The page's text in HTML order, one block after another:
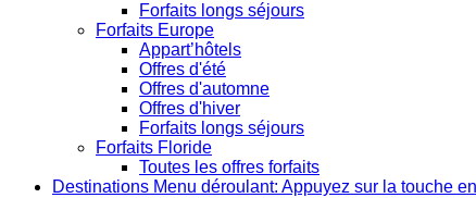
Forfaits longs séjours
Forfaits Europe
Appart’hôtels
Offres d'été
Offres d'automne
Offres d'hiver
Forfaits longs séjours
Forfaits Floride
Toutes les offres forfaits
Destinations Menu déroulant: Appuyez sur la touche